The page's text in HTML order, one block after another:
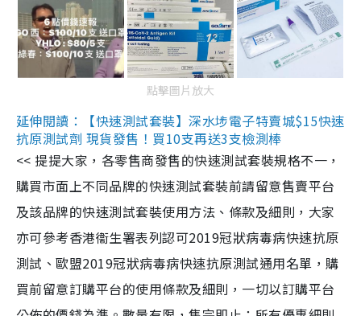
點擊圖片放大
延伸閱讀：【快速測試套裝】深水埗電子特賣城$15快速
抗原測試劑 現貨發售！買10支再送3支檢測棒
<< 提提大家，各零售商發售的快速測試套裝規格不一，
購買市面上不同品牌的快速測試套裝前請留意售賣平台
及該品牌的快速測試套裝使用方法、條款及細則，大家
亦可參考香港衞生署表列認可2019冠狀病毒病快速抗原
測試、歐盟2019冠狀病毒病快速抗原測試通用名單，購
買前留意訂購平台的使用條款及細則，一切以訂購平台